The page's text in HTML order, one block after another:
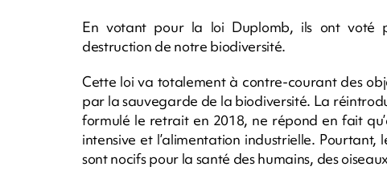
En votant pour la loi Duplomb, ils ont voté
destruction de notre biodiversité.
Cette loi va totalement à contre-courant des
par la sauvegarde de la biodiversité. La
formulé le retrait en 2018, ne répond en fait
intensive et l’alimentation industrielle. Pourtant,
sont nocifs pour la santé des humains, des